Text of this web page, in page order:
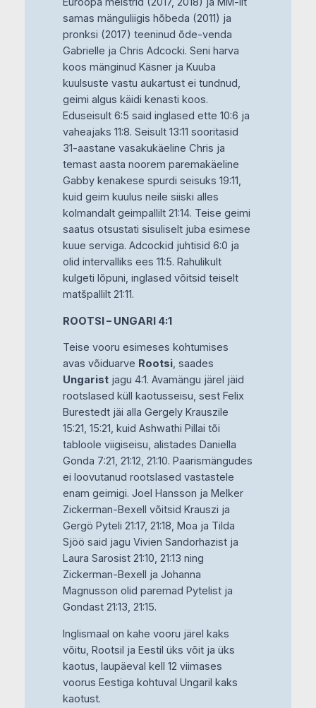
samas mänguliigis hõbeda (2011) ja
pronksi (2017) teeninud õde-venda
Gabrielle ja Chris Adcocki. Seni harva
koos mänginud Käsner ja Kuuba
kuulsuste vastu aukartust ei tundnud,
geimi algus käidi kenasti koos.
Eduseisult 6:5 said inglased ette 10:6 ja
vaheajaks 11:8. Seisult 13:11 sooritasid
31-aastane vasakukäeline Chris ja
temast aasta noorem paremakäeline
Gabby kenakese spurdi seisuks 19:11,
kuid geim kuulus neile siiski alles
kolmandalt geimpallilt 21:14. Teise geimi
saatus otsustati sisuliselt juba esimese
kuue serviga. Adcockid juhtisid 6:0 ja
olid intervalliks ees 11:5. Rahulikult
kulgeti lõpuni, inglased võitsid teiselt
matšpallilt 21:11.
ROOTSI – UNGARI 4:1
Teise vooru esimeses kohtumises
avas võiduarve Rootsi, saades
Ungaristjagu 4:1. Avamängu järel jäid
rootslased küll kaotusseisu, sest Felix
Burestedt jäi alla Gergely Krauszile
15:21, 15:21, kuid Ashwathi Pillai tõi
tabloole viigiseisu, alistades Daniella
Gonda 7:21, 21:12, 21:10. Paarismängudes
ei loovutanud rootslased vastastele
enam geimigi. Joel Hansson ja Melker
Zickerman-Bexell võitsid Krauszi ja
Gergö Pyteli 21:17, 21:18, Moa ja Tilda
Sjöö said jagu Vivien Sandorhazist ja
Laura Sarosist 21:10, 21:13 ning
Zickerman-Bexell ja Johanna
Magnusson olid paremad Pytelist ja
Gondast 21:13, 21:15.
Inglismaal on kahe vooru järel kaks
võitu, Rootsil ja Eestil üks võit ja üks
kaotus, laupäeval kell 12 viimases
voorus Eestiga kohtuval Ungaril kaks
kaotust.